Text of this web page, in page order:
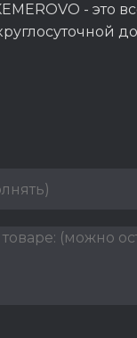
- это